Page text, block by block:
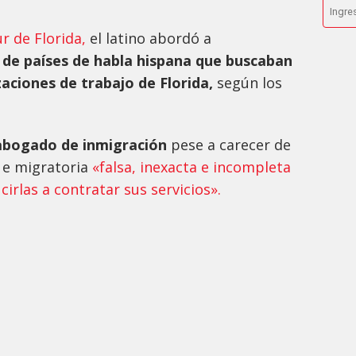
de Florida, el latino abordó a
países de habla hispana que buscaban
de trabajo de Florida, según los
de inmigración pese a carecer de
e migratoria «falsa, inexacta e incompleta
a contratar sus servicios».